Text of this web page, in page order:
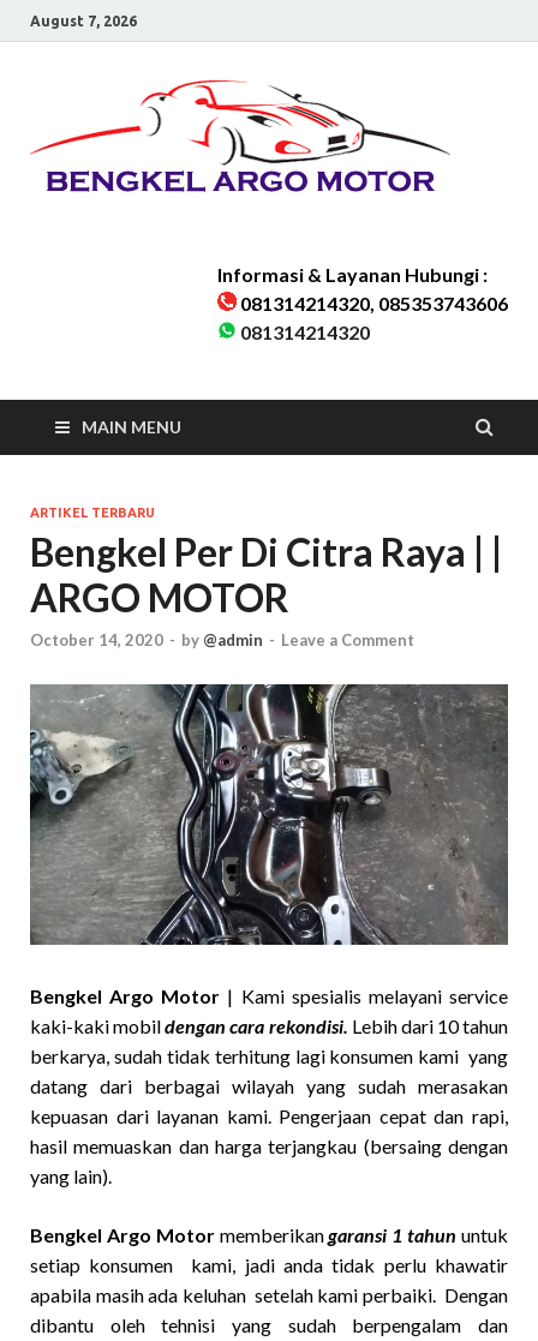
August 7, 2026
&
Informasi & Layanan Hubungi :
081314214320, 085353743606
081314214320
MAIN MENU
ARTIKEL TERBARU
Bengkel Per Di Citra Raya | |
ARGO MOTOR
October 14, 2020 - by @admin - Leave a Comment
Bengkel Argo Motor | Kami spesialis melayani service
kaki-kaki mobildengan cara rekondisi. Lebih dari 10 tahun
berkarya, sudah tidak terhitung lagi konsumen kami yang
datang dari berbagai wilayah yang sudah merasakan
kepuasan dari layanan kami. Pengerjaan cepat dan rapi,
hasil memuaskan dan harga terjangkau (bersaing dengan
yang lain).
Bengkel Argo Motor memberikangaransi 1 tahun untuk
setiap konsumen kami, jadi anda tidak perlu khawatir
apabila masih ada keluhan setelah kami perbaiki. Dengan
dibantu oleh tehnisi yang sudah berpengalam dan